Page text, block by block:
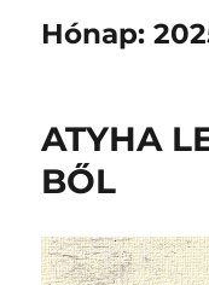
Hónap:
ATYHA
BŐL